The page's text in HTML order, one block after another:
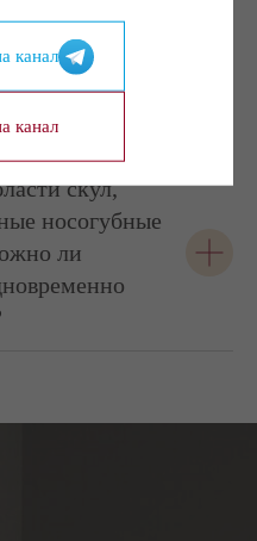
канал
канал
щек, если
скул,
носогубные
ли